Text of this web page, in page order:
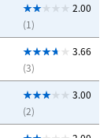
2.00
(1)
3.66
(3)
3.00
(2)